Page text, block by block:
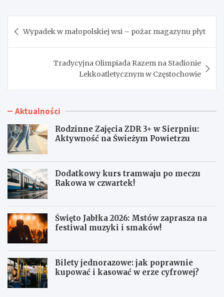
wpisu
Wypadek w małopolskiej wsi – pożar magazynu płyt
Tradycyjna Olimpiada Razem na Stadionie
Lekkoatletycznym w Częstochowie
Aktualności
Rodzinne Zajęcia ZDR 3+ w Sierpniu:
Aktywność na Świeżym Powietrzu
Dodatkowy kurs tramwaju po meczu
Rakowa w czwartek!
Święto Jabłka 2026: Mstów zaprasza na
festiwal muzyki i smaków!
Bilety jednorazowe: jak poprawnie
kupować i kasować w erze cyfrowej?
R
D